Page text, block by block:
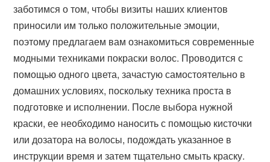
заботимся о том, чтобы визиты наших клиентов
приносили им только положительные эмоции,
поэтому предлагаем вам ознакомиться современные
модными техниками покраски волос. Проводится с
помощью одного цвета, зачастую самостоятельно в
домашних условиях, поскольку техника проста в
подготовке и исполнении. После выбора нужной
краски, ее необходимо наносить с помощью кисточки
или дозатора на волосы, подождать указанное в
инструкции время и затем тщательно смыть краску.